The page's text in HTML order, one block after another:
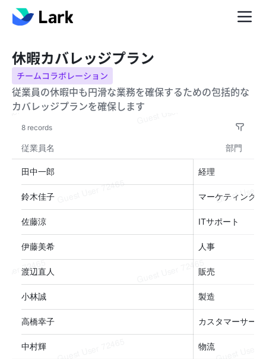
休暇カバレッジプラン
チームコラボレーション
従業員の休暇中も円滑な業務を確保するための包括的な
カバレッジプランを確保します